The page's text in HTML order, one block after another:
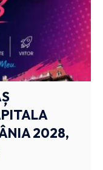
2028,